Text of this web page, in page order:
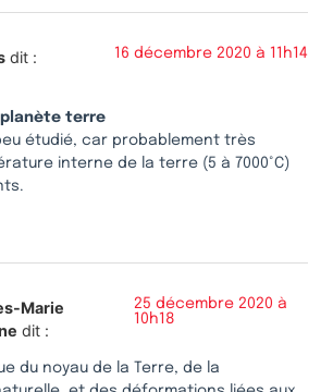
dit : 16 décembre 2020 à 11h14
terre
étudié, car probablement très
interne de la terre (5 à 7000°C)
Marie
dit :
25 décembre 2020 à
10h18
du noyau de la Terre, de la